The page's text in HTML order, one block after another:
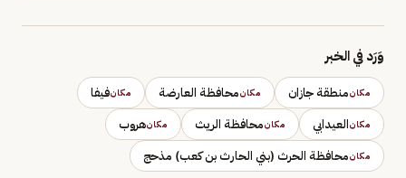
وَرَد في الخبر
مكانمنطقة جازان مكانمحافظة العارضة مكانفيفا
مكانالعيدابي مكانمحافظة الريث مكانهروب
مكانمحافظة الحرث (بني الحارث بن كعب) مذحج